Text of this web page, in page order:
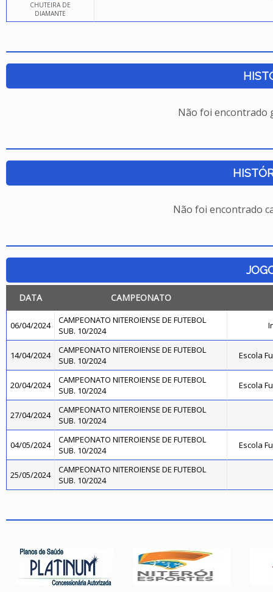
CHUTEIRA DE
DIAMANTE
Não foi encontrado
Não foi encontrado
DATA CAMPEONATO
06/04/2024
CAMPEONATO NITEROIENSE DE FUTEBOL
SUB. 10/2024
14/04/2024
CAMPEONATO NITEROIENSE DE FUTEBOL
SUB. 10/2024
Escola
20/04/2024
CAMPEONATO NITEROIENSE DE FUTEBOL
SUB. 10/2024
Escola
27/04/2024
CAMPEONATO NITEROIENSE DE FUTEBOL
SUB. 10/2024
04/05/2024
CAMPEONATO NITEROIENSE DE FUTEBOL
SUB. 10/2024
Escola
25/05/2024
CAMPEONATO NITEROIENSE DE FUTEBOL
SUB. 10/2024